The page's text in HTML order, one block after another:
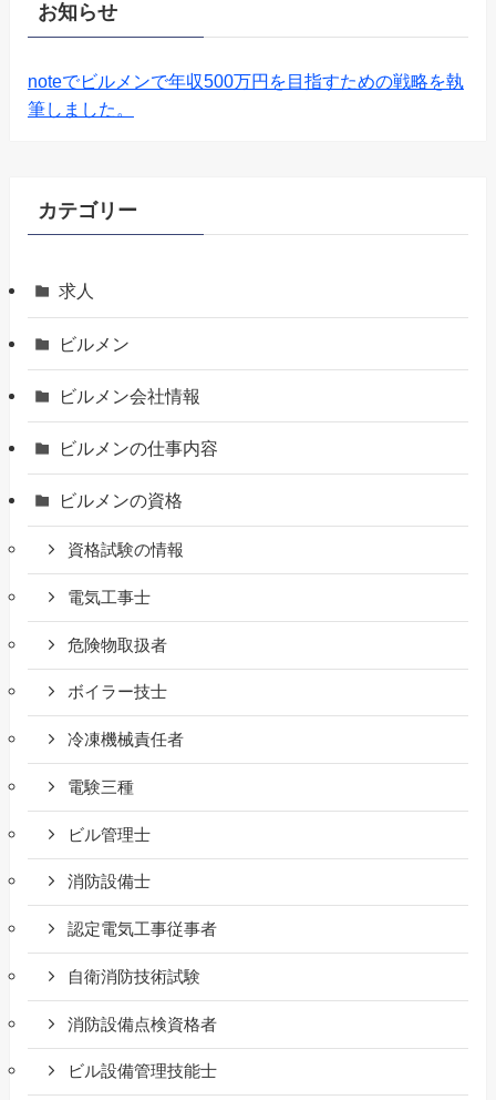
お知らせ
noteでビルメンで年収500万円を目指すための戦略を執
筆しました。
カテゴリー
求人
ビルメン
ビルメン会社情報
ビルメンの仕事内容
ビルメンの資格
資格試験の情報
電気工事士
危険物取扱者
ボイラー技士
冷凍機械責任者
電験三種
ビル管理士
消防設備士
認定電気工事従事者
自衛消防技術試験
消防設備点検資格者
ビル設備管理技能士